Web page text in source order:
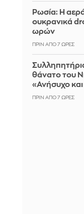
Ρωσία: Η
ουκρανικά
ωρών
ΠΡΙΝ ΑΠΌ 7 ΏΡΕΣ
θάνατο του
«Ανήσυχο
ΠΡΙΝ ΑΠΌ 7 ΏΡΕΣ